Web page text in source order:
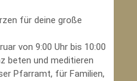
für deine große
von 9:00 Uhr bis 10:00
beten und meditieren
Pfarramt, für Familien,